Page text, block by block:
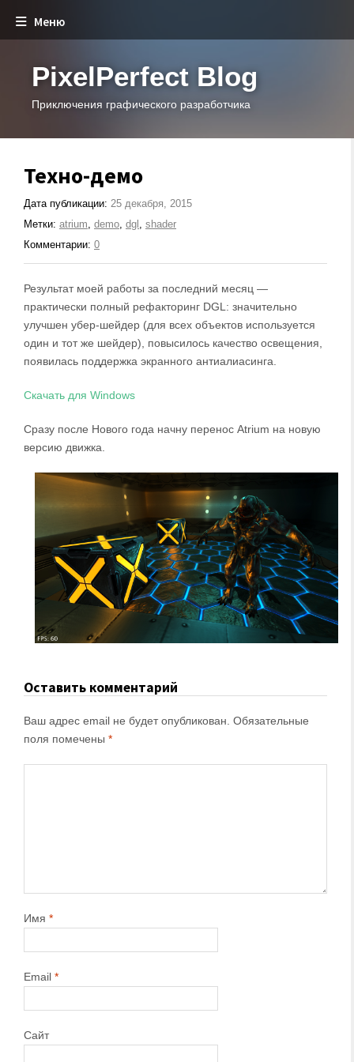
Меню
PixelPerfect Blog
Приключения графического разработчика
Техно-демо
Дата публикации: 25 декабря, 2015
Метки: atrium, demo, dgl , shader
Комментарии: 0
Результат моей работы за последний месяц —
практически полный рефакторинг DGL: значительно
улучшен убер-шейдер (для всех объектов используется
один и тот же шейдер), повысилось качество освещения,
появилась поддержка экранного антиалиасинга.
Скачать для Windows
Сразу после Нового года начну перенос Atrium на новую
версию движка.
Оставить комментарий
Ваш адрес email не будет опубликован. Обязательные
поля помечены *
Имя *
Email *
Сайт